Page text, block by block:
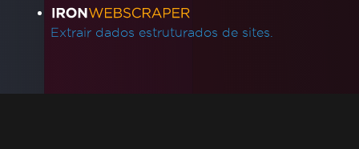
Extrair dados estruturados de sites.